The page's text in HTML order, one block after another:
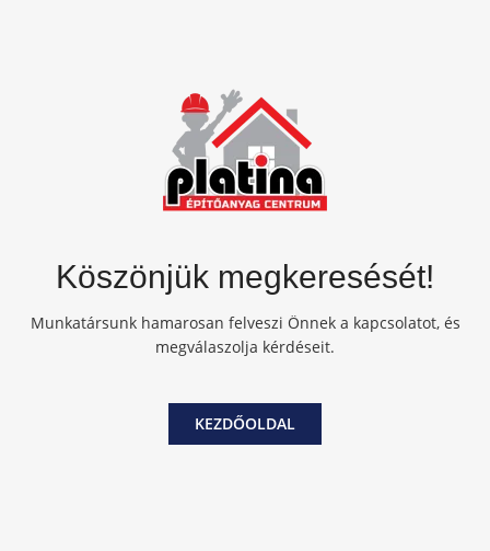
Köszönjük megkeresését!
Munkatársunk hamarosan felveszi Önnek a kapcsolatot, és
megválaszolja kérdéseit.
KEZDŐOLDAL